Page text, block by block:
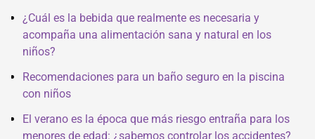
¿Cuál es la bebida que realmente es necesaria y
acompaña una alimentación sana y natural en los
niños?
Recomendaciones para un baño seguro en la piscina
con niños
El verano es la época que más riesgo entraña para los
menores de edad: ¿sabemos controlar los accidentes?